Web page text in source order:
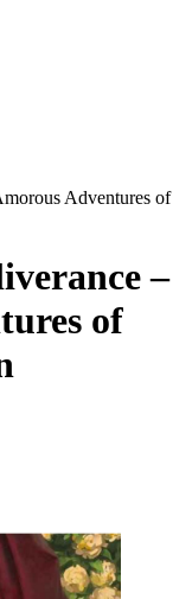
Adventures of
–
of